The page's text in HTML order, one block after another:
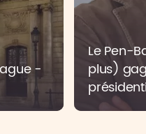
-
Le Pen-
plus)